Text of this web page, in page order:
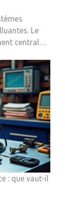
Le
central…
: que vaut-il